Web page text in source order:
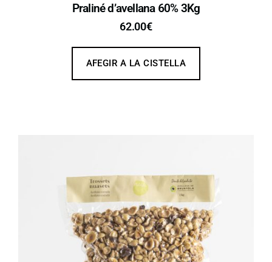
Praliné d’avellana 60% 3Kg
62.00€
AFEGIR A LA CISTELLA